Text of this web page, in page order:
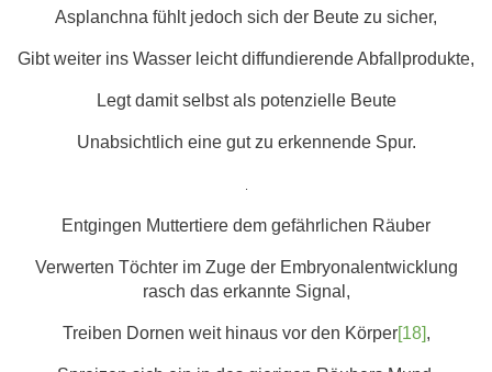
Asplanchna fühlt jedoch sich der Beute zu sicher,
Gibt weiter ins Wasser leicht diffundierende Abfallprodukte,
Legt damit selbst als potenzielle Beute
Unabsichtlich eine gut zu erkennende Spur.
Entgingen Muttertiere dem gefährlichen Räuber
Verwerten Töchter im Zuge der Embryonalentwicklung
rasch das erkannte Signal,
Treiben Dornen weit hinaus vor den Körper[18],